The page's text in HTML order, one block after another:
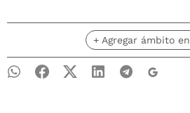
+ Agregar ámbito en